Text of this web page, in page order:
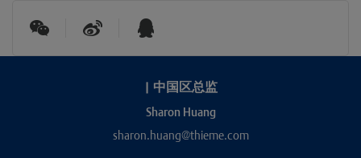
| 中国区总监
Sharon Huang
sharon.huang@thieme.com